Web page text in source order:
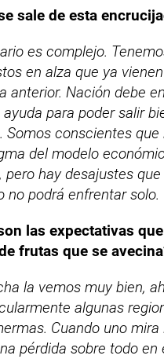
sale de esta
es complejo.
en alza que ya
anterior. Nación debe
para poder salir
Somos conscientes
del modelo
pero hay desajustes
no podrá enfrentar solo.
las expectativas
frutas que se
la vemos muy bien,
algunas
Cuando uno mira
pérdida sobre todo en